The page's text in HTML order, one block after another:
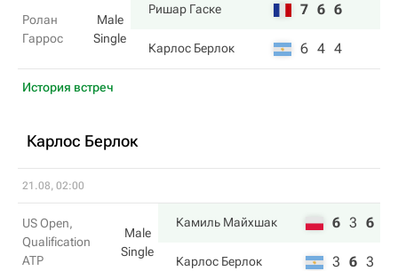
Ролан
Гаррос
Male
Single
Ришар Гаске 7 6 6
Карлос Берлок 6 4 4
История встреч
Карлос Берлок
21.08, 02:00
US Open,
Qualification
ATP
Male
Single
Камиль Майхшак 6 3 6
Карлос Берлок 3 6 3